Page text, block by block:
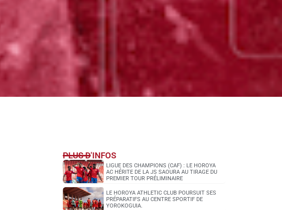
PLUS D'INFOS
LIGUE DES CHAMPIONS (CAF) : LE HOROYA
AC HÉRITE DE LA JS SAOURA AU TIRAGE DU
PREMIER TOUR PRÉLIMINAIRE
LE HOROYA ATHLETIC CLUB POURSUIT SES
PRÉPARATIFS AU CENTRE SPORTIF DE
YOROKOGUIA.